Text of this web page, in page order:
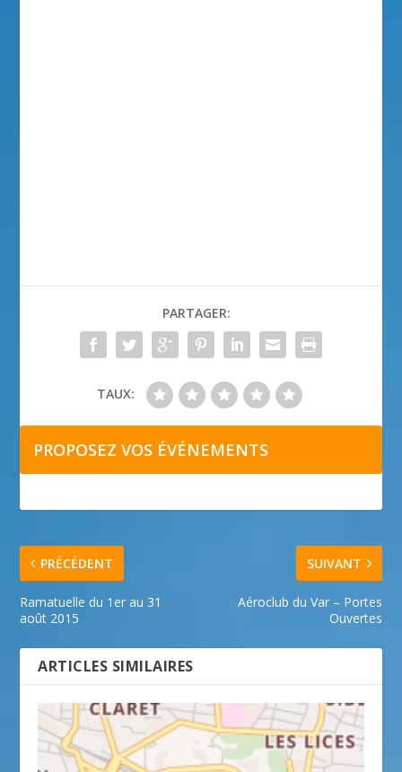
PARTAGER:
TAUX:
PROPOSEZ VOS ÉVÉNEMENTS
PRÉCÉDENT
Ramatuelle du 1er au 31
août 2015
SUIVANT
Aéroclub du Var – Portes
Ouvertes
ARTICLES SIMILAIRES